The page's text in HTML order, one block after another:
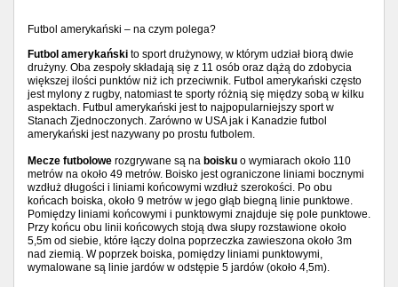
Futbol amerykański – na czym polega?
Futbol amerykański to sport drużynowy, w którym udział biorą dwie
drużyny. Oba zespoły składają się z 11 osób oraz dążą do zdobycia
większej ilości punktów niż ich przeciwnik. Futbol amerykański często
jest mylony z rugby, natomiast te sporty różnią się między sobą w kilku
aspektach. Futbul amerykański jest to najpopularniejszy sport w
Stanach Zjednoczonych. Zarówno w USA jak i Kanadzie futbol
amerykański jest nazywany po prostu futbolem.
Mecze futbolowe rozgrywane są na boisku o wymiarach około 110
metrów na około 49 metrów. Boisko jest ograniczone liniami bocznymi
wzdłuż długości i liniami końcowymi wzdłuż szerokości. Po obu
końcach boiska, około 9 metrów w jego głąb biegną linie punktowe.
Pomiędzy liniami końcowymi i punktowymi znajduje się pole punktowe.
Przy końcu obu linii końcowych stoją dwa słupy rozstawione około
5,5m od siebie, które łączy dolna poprzeczka zawieszona około 3m
nad ziemią. W poprzek boiska, pomiędzy liniami punktowymi,
wymalowane są linie jardów w odstępie 5 jardów (około 4,5m).